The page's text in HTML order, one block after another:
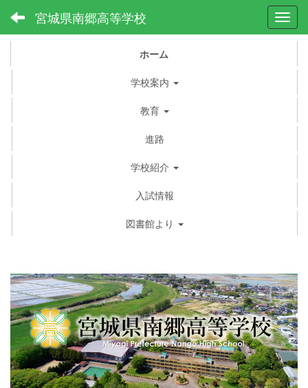
宮城県南郷高等学校
ホーム
学校案内
教育
進路
学校紹介
入試情報
図書館より